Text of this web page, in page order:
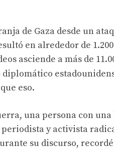
de Gaza desde un
en alrededor de
asciende a más de
eso.
una persona con
y activista
su discurso,